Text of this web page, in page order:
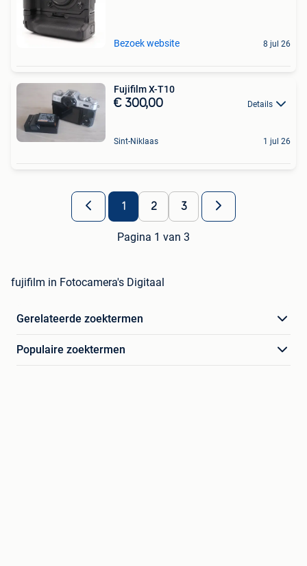
Bezoek website 8 jul 26
Fujifilm X-T10
€ 300,00 Details
Sint-Niklaas 1 jul 26
1 2 3
Pagina 1 van 3
fujifilm in Fotocamera's Digitaal
Gerelateerde zoektermen
Populaire zoektermen